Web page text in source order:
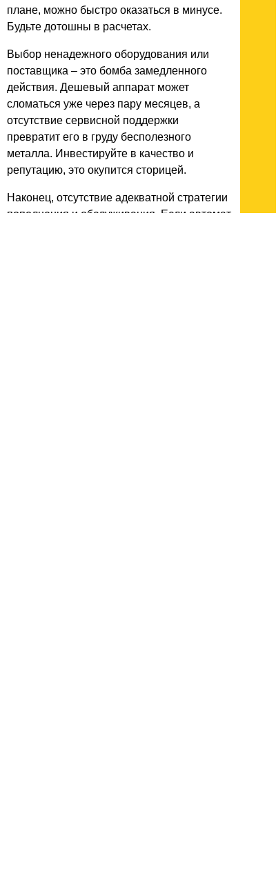
плане, можно быстро оказаться в минусе.
Будьте дотошны в расчетах.
Выбор ненадежного оборудования или
поставщика – это бомба замедленного
действия. Дешевый аппарат может
сломаться уже через пару месяцев, а
отсутствие сервисной поддержки
превратит его в груду бесполезного
металла. Инвестируйте в качество и
репутацию, это окупится сторицей.
Наконец, отсутствие адекватной стратегии
пополнения и обслуживания. Если автомат